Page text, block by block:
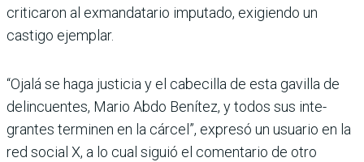
criticaron al exmanda­tario imputado, exigiendo un
castigo ejemplar.
“Ojalá se haga justicia y el cabecilla de esta gavilla de
delincuentes, Mario Abdo Benítez, y todos sus inte­
grantes terminen en la cár­cel”, expresó un usuario en la
red social X, a lo cual siguió el comentario de otro